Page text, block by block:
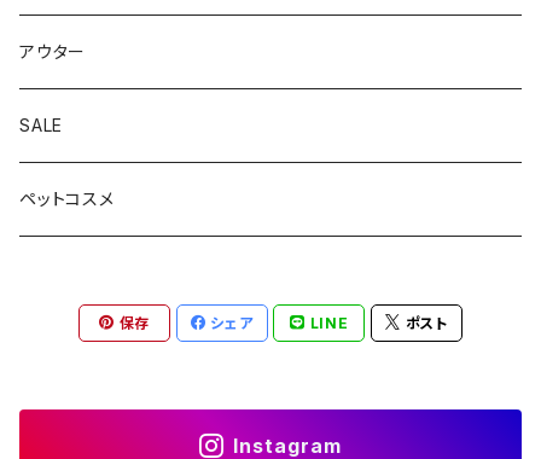
Korean style
Australian style
アウター
SALE
ペットコスメ
保存 シェア LINE ポスト
Instagram